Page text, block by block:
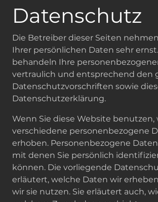
Datenschutz
Die Betreiber dieser Seiten
Ihrer persönlichen Daten sehr
behandeln Ihre
vertraulich und entsprechend den
Datenschutzvorschriften sowie
Datenschutzerklärung.
Wenn Sie diese Website benutzen,
verschiedene personenbezogene
erhoben. Personenbezogene
mit denen Sie persönlich
können. Die vorliegende
erläutert, welche Daten wir
wir sie nutzen. Sie erläutert auch,